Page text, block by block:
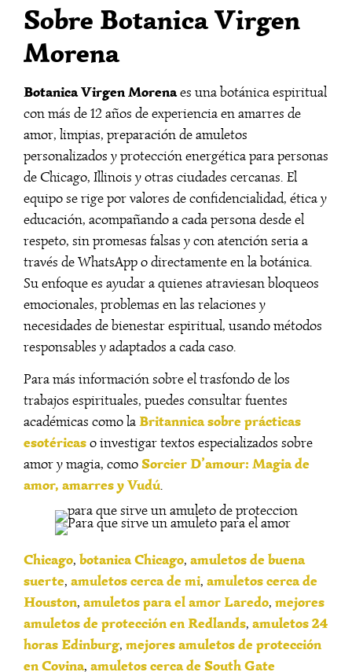
Sobre Botanica Virgen
Morena
Botanica Virgen Morenaes una botánica espiritual
con más de 12 años de experiencia en amarres de
amor, limpias, preparación de amuletos
personalizados y protección energética para personas
de Chicago, Illinois y otras ciudades cercanas. El
equipo se rige por valores de confidencialidad, ética y
educación, acompañando a cada persona desde el
respeto, sin promesas falsas y con atención seria a
través de WhatsApp o directamente en la botánica.
Su enfoque es ayudar a quienes atraviesan bloqueos
emocionales, problemas en las relaciones y
necesidades de bienestar espiritual, usando métodos
responsables y adaptados a cada caso.
Para más información sobre el trasfondo de los
trabajos espirituales, puedes consultar fuentes
académicas como laBritannica sobre prácticas
esotéricaso investigar textos especializados sobre
amor y magia, comoSorcier D’amour: Magia de
amor, amarres y Vudú.
Chicago, botanica Chicago, amuletos de buena
suerte, amuletos cerca de mi, amuletos cerca de
Houston, amuletos para el amor Laredo, mejores
amuletos de protección en Redlands, amuletos 24
horas Edinburg, mejores amuletos de protección
en Covina, amuletos cerca de South Gate